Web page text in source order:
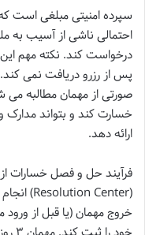
سپرده امنیتی مبلغی است
احتمالی ناشی از آسیب به
درخواست کند. نکته مهم این
پس از رزرو دریافت نمی
صورتی از مهمان مطالبه می
خسارت کند و بتواند مدارک
ارائه دهد.
فرآیند حل و فصل خسارات
خروج مهمان (یا قبل از ورود